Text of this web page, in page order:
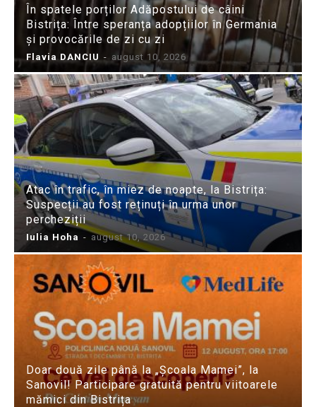
În spatele porților Adăpostului de câini
Bistrița: Între speranța adopțiilor în Germania
și provocările de zi cu zi
Flavia DANCIU - august 10, 2026
Atac în trafic, în miez de noapte, la Bistrița:
Suspecții au fost reținuți în urma unor
percheziții
Iulia Hoha - august 10, 2026
Doar două zile până la „Școala Mamei”, la
Sanovil! Participare gratuită pentru viitoarele
mămici din Bistrița